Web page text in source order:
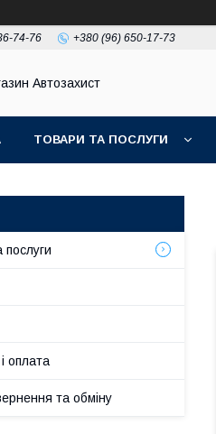
74-76 +380 (96) 650-17-73
Автозахист
ТОВАРИ ТА ПОСЛУГИ
послуги
оплата
та обміну